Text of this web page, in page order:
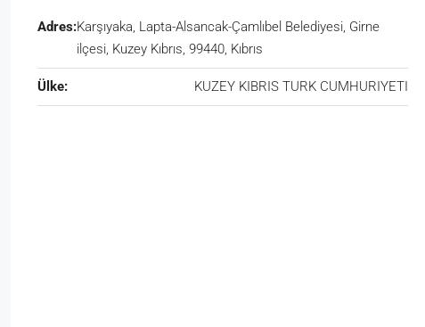
Adres:Karşıyaka, Lapta-Alsancak-Çamlıbel Belediyesi, Girne
ilçesi, Kuzey Kıbrıs, 99440, Kıbrıs
Ülke: KUZEY KIBRIS TURK CUMHURIYETI